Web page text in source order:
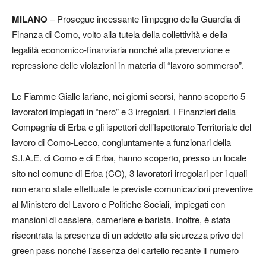
MILANO – Prosegue incessante l’impegno della Guardia di
Finanza di Como, volto alla tutela della collettività e della
legalità economico-finanziaria nonché alla prevenzione e
repressione delle violazioni in materia di “lavoro sommerso”.
Le Fiamme Gialle lariane, nei giorni scorsi, hanno scoperto 5
lavoratori impiegati in “nero” e 3 irregolari. I Finanzieri della
Compagnia di Erba e gli ispettori dell’Ispettorato Territoriale del
lavoro di Como-Lecco, congiuntamente a funzionari della
S.I.A.E. di Como e di Erba, hanno scoperto, presso un locale
sito nel comune di Erba (CO), 3 lavoratori irregolari per i quali
non erano state effettuate le previste comunicazioni preventive
al Ministero del Lavoro e Politiche Sociali, impiegati con
mansioni di cassiere, cameriere e barista. Inoltre, è stata
riscontrata la presenza di un addetto alla sicurezza privo del
green pass nonché l’assenza del cartello recante il numero